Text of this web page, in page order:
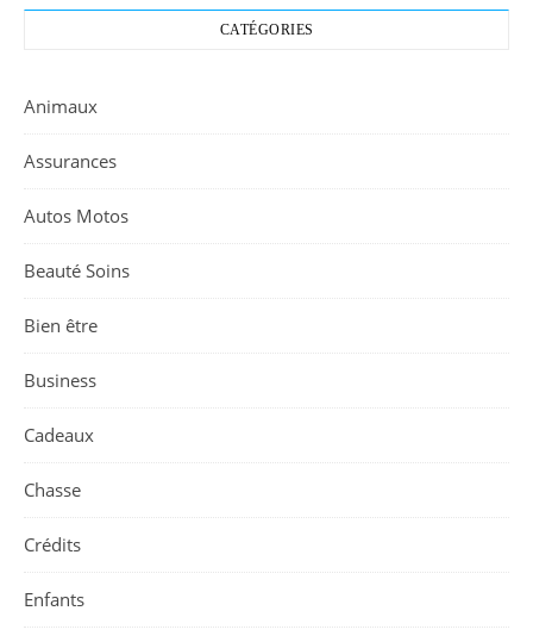
CATÉGORIES
Animaux
Assurances
Autos Motos
Beauté Soins
Bien être
Business
Cadeaux
Chasse
Crédits
Enfants